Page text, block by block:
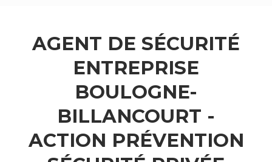
AGENT DE SÉCURITÉ
ENTREPRISE
BOULOGNE-
BILLANCOURT -
ACTION PRÉVENTION